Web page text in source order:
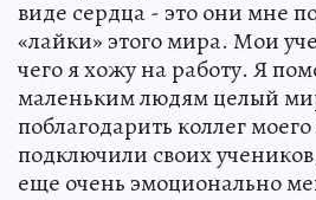
виде сердца - это они мне
«лайки» этого мира. Мои
чего я хожу на работу. Я
маленьким людям целый
поблагодарить коллег
подключили своих
еще очень эмоционально